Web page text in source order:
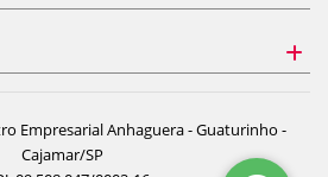
Empresarial Anhaguera - Guaturinho -
Cajamar/SP